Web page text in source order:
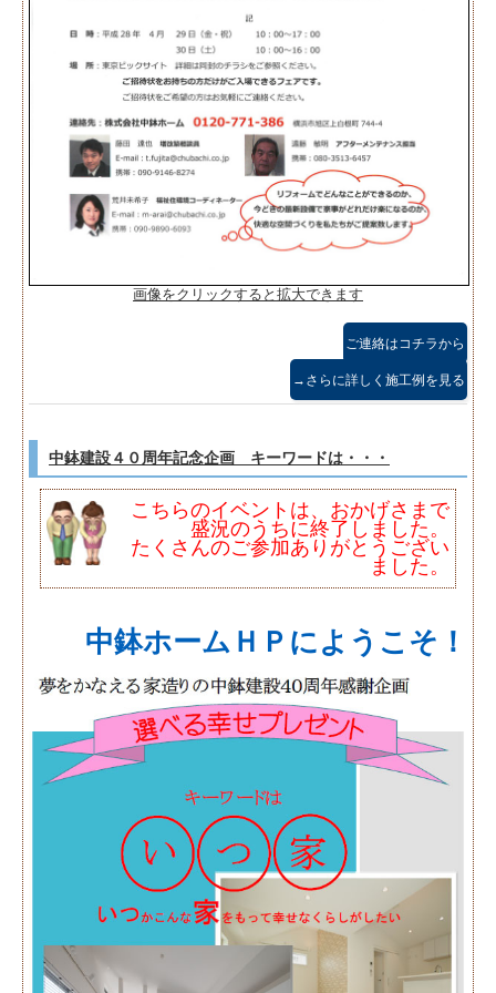
画像をクリックすると拡大できます
ご連絡はコチラから
→さらに詳しく施工例を見る
中鉢建設４０周年記念企画 キーワードは・・・
こちらのイベントは、おかげさまで
盛況のうちに終了しました。
たくさんのご参加ありがとうござい
ました。
中鉢ホームＨＰにようこそ！